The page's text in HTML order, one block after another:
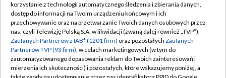
TVP
Abonament TVP
Emisja w TVP
Centrum informacji TVP
Naziemna Telewizja Cyfrowa
Regulamin TVP
Polityka prywatności
Moje zgody
Pomoc
korzystanie z technologii automatycznego śledzenia i zbierania danych,
dostęp do informacji na Twoim urządzeniu końcowym i ich
przechowywanie oraz na przetwarzanie Twoich danych osobowych przez
nas, czyli Telewizję Polską S.A. w likwidacji (zwaną dalej również „TVP”),
Zaufanych Partnerów z IAB* (1201 firm) oraz pozostałych Zaufanych
Partnerów TVP (93 firm), w celach marketingowych (w tym do
zautomatyzowanego dopasowania reklam do Twoich zainteresowań i
mierzenia ich skuteczności) i pozostałych, które wskazujemy poniżej, a